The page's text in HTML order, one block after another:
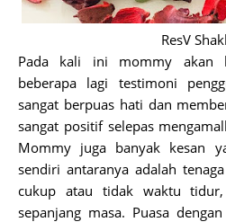
ResV
Pada kali ini mommy akan
beberapa lagi testimoni
sangat berpuas hati dan
sangat positif selepas
Mommy juga banyak kesan
sendiri antaranya adalah
cukup atau tidak waktu
sepanjang masa. Puasa